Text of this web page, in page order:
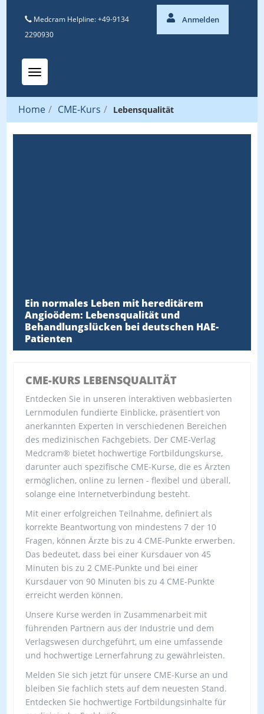
Medcram Helpline: +49-9134
2290930
Anmelden
Toggle navigation
Home / CME-Kurs / Lebensqualität
Ein normales Leben mit hereditärem
Angioödem: Lebensqualität und
Behandlungslücken bei deutschen HAE-
Patienten
CME-KURS LEBENSQUALITÄT
Entdecken Sie in unseren interaktiven webbasierten
Lernmodulen fundierte Einblicke, präsentiert von
anerkannten Experten in verschiedenen Bereichen
des medizinischen Fachgebiets. Der CME-Verlag
Medcram® bietet hochwertige Fortbildungskurse,
darunter auch spezifische CME-Kurse, die es Ärzten
ermöglichen, online zu lernen - flexibel und überall,
solange eine Internetverbindung besteht.
Mit einer erfolgreichen Teilnahme, definiert als
korrekte Beantwortung von mindestens 7 der 10
Fragen, können Ärzte bis zu 4 CME-Punkte erwerben.
Das bedeutet, dass bei einer Kursdauer von 45
Minuten bis zu 2 CME-Punkte und bei einer
Kursdauer von 90 Minuten bis zu 4 CME-Punkte
erreicht werden können.
Unsere Kurse werden in Zusammenarbeit mit
führenden Partnern aus der Industrie und dem
Verlagswesen durchgeführt, um eine umfassende
und hochwertige Lernerfahrung zu gewährleisten.
Melden Sie sich jetzt für unsere CME-Kurse an und
bleiben Sie fachlich stets auf dem neuesten Stand.
Entdecken Sie hochwertige Fortbildungsinhalte für